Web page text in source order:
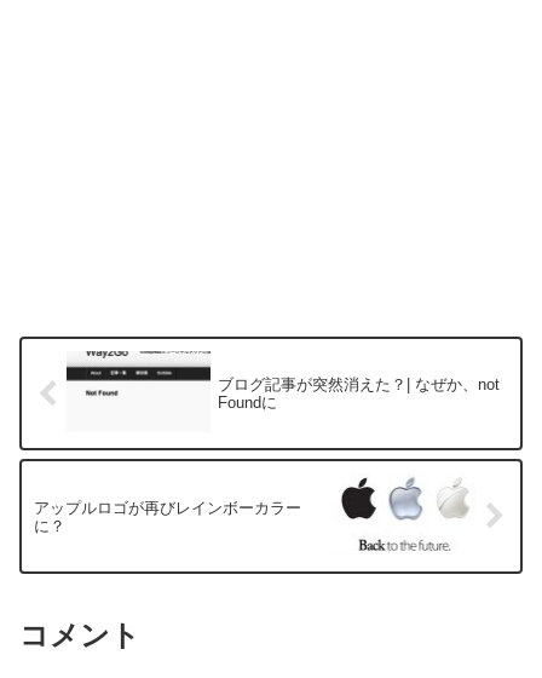
ブログ記事が突然消えた？| なぜか、not
Foundに
アップルロゴが再びレインボーカラー
に？
コメント